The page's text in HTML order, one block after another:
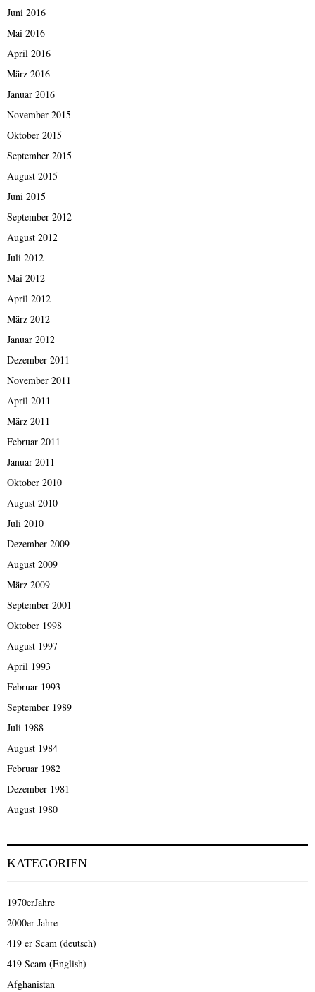
Juni 2016
Mai 2016
April 2016
März 2016
Januar 2016
November 2015
Oktober 2015
September 2015
August 2015
Juni 2015
September 2012
August 2012
Juli 2012
Mai 2012
April 2012
März 2012
Januar 2012
Dezember 2011
November 2011
April 2011
März 2011
Februar 2011
Januar 2011
Oktober 2010
August 2010
Juli 2010
Dezember 2009
August 2009
März 2009
September 2001
Oktober 1998
August 1997
April 1993
Februar 1993
September 1989
Juli 1988
August 1984
Februar 1982
Dezember 1981
August 1980
KATEGORIEN
1970erJahre
2000er Jahre
419 er Scam (deutsch)
419 Scam (English)
Afghanistan